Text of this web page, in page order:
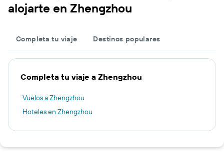
alojarte en Zhengzhou
Completa tu viaje Destinos populares
Completa tu viaje a Zhengzhou
Vuelos a Zhengzhou
Hoteles en Zhengzhou